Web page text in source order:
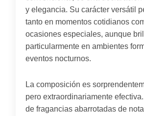
y elegancia. Su carácter versátil
tanto en momentos cotidianos
ocasiones especiales, aunque
particularmente en ambientes
eventos nocturnos.
La composición es
pero extraordinariamente
de fragancias abarrotadas de